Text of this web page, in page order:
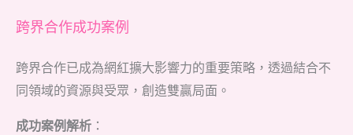
跨界合作成功案例
跨界合作已成為網紅擴大影響力的重要策略，透過結合不
同領域的資源與受眾，創造雙贏局面。
成功案例解析 ：